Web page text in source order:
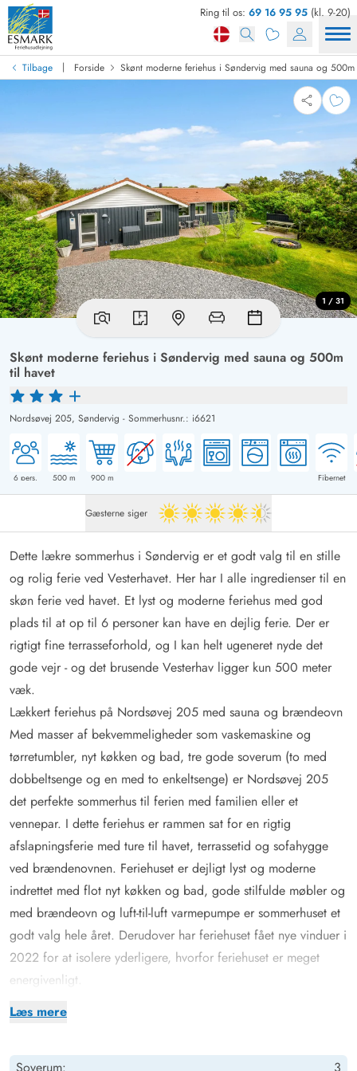
Ring til os: 69 16 95 95 (kl. 9-20)
Tilbage | Forside Skønt moderne feriehus i Søndervig med sauna og
Skønt moderne feriehus i Søndervig med sauna og 500m
til havet
Nordsøvej 205, Søndervig - Sommerhusnr.: i6621
6 pers. 500m 900m Fibernet
1 / 31
Gæsterne siger 4.5 ud af 5
Læs mere
Dette lækre sommerhus i Søndervig er et godt valg til en stille
og rolig ferie ved Vesterhavet. Her har I alle ingredienser til en
skøn ferie ved havet. Et lyst og moderne feriehus med god
plads til at op til 6 personer kan have en dejlig ferie. Der er
rigtigt fine terrasseforhold, og I kan helt ugeneret nyde det
gode vejr - og det brusende Vesterhav ligger kun 500 meter
væk.
Lækkert feriehus på Nordsøvej 205 med sauna og brændeovn
Med masser af bekvemmeligheder som vaskemaskine og
tørretumbler, nyt køkken og bad, tre gode soverum (to med
dobbeltsenge og en med to enkeltsenge) er Nordsøvej 205
det perfekte sommerhus til ferien med familien eller et
vennepar. I dette feriehus er rammen sat for en rigtig
afslapningsferie med ture til havet, terrassetid og sofahygge
ved brændenovnen. Feriehuset er dejligt lyst og moderne
indrettet med flot nyt køkken og bad, gode stilfulde møbler og
med brændeovn og luft-til-luft varmepumpe er sommerhuset et
godt valg hele året. Derudover har feriehuset fået nye vinduer i
2022 for at isolere yderligere, hvorfor feriehuset er meget
energivenligt.
Det lækre åbne køkken gør det nemt at samle hele familien om
Soverum:
3